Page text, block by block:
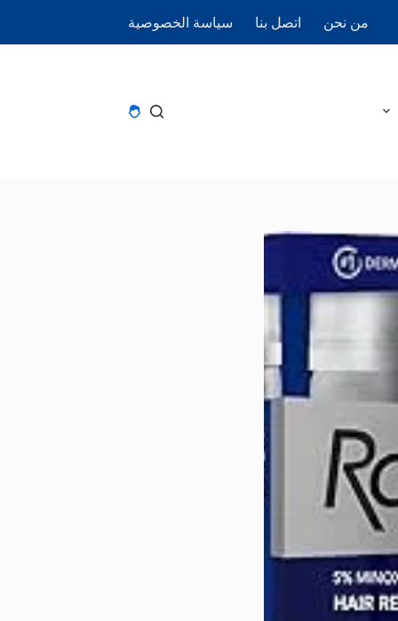
من نحن اتصل بنا سياسة الخصوصية